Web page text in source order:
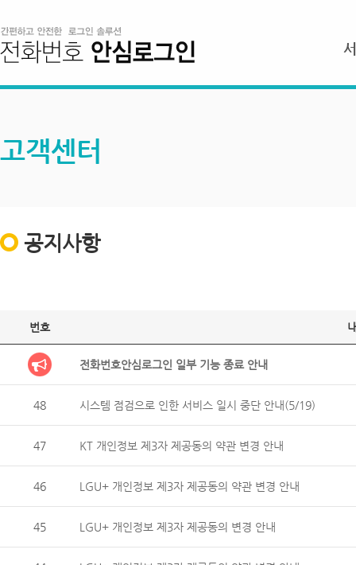
고객센터
공지사항
번호
전화번호안심로그인 일부 기능 종료 안내
48 시스템 점검으로 인한 서비스 일시 중단 안내(5/19)
47 KT 개인정보 제3자 제공동의 약관 변경 안내
46 LGU+ 개인정보 제3자 제공동의 약관 변경 안내
45 LGU+ 개인정보 제3자 제공동의 변경 안내